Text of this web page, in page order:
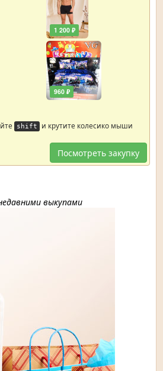
1 200 ₽
960 ₽
shift и крутите колесико мыши
Посмотреть закупку
выкупами